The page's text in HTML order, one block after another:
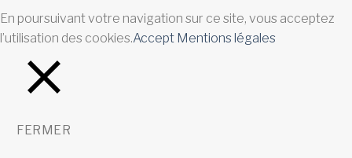
En poursuivant votre navigation sur ce site, vous acceptez
l’utilisation des cookies.Accept Mentions légales
FERMER